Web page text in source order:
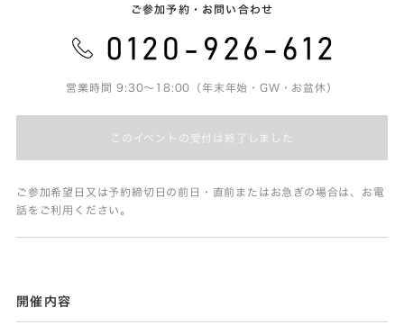
ご参加予約・お問い合わせ
営業時間 9:30～18:00（年末年始・GW・お盆休）
このイベントの受付は終了しました
ご参加希望日又は予約締切日の前日・直前またはお急ぎの場合は、お電
話をご利用ください。
開催内容